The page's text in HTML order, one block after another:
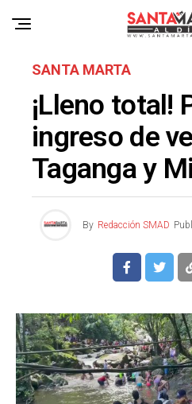
SANTA MARTA
¡Lleno total!
ingreso de
Taganga y
By Redacción SMAD